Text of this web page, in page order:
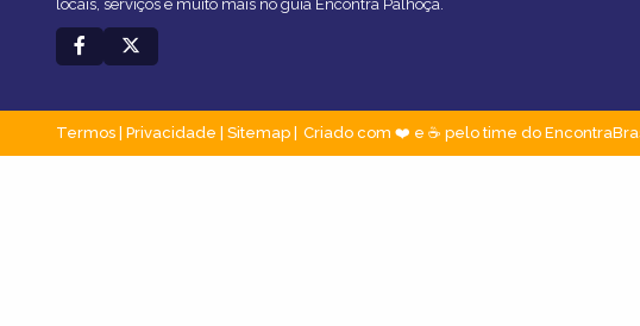
locais, serviços e muito mais no guia Encontra Palhoça.
Termos Privacidade Sitemap Criado com ❤️ e ☕ pelo time do